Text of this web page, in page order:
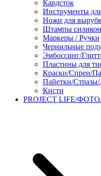
Кардсток
Инструменты
Ножи для
Штампы
Маркеры / Ручки
Чернильные
Эмбоссинг/
Пластины для
Краски/Спреи/
Пайетки/Стразы/
Кисти
PROJECT LIFE/